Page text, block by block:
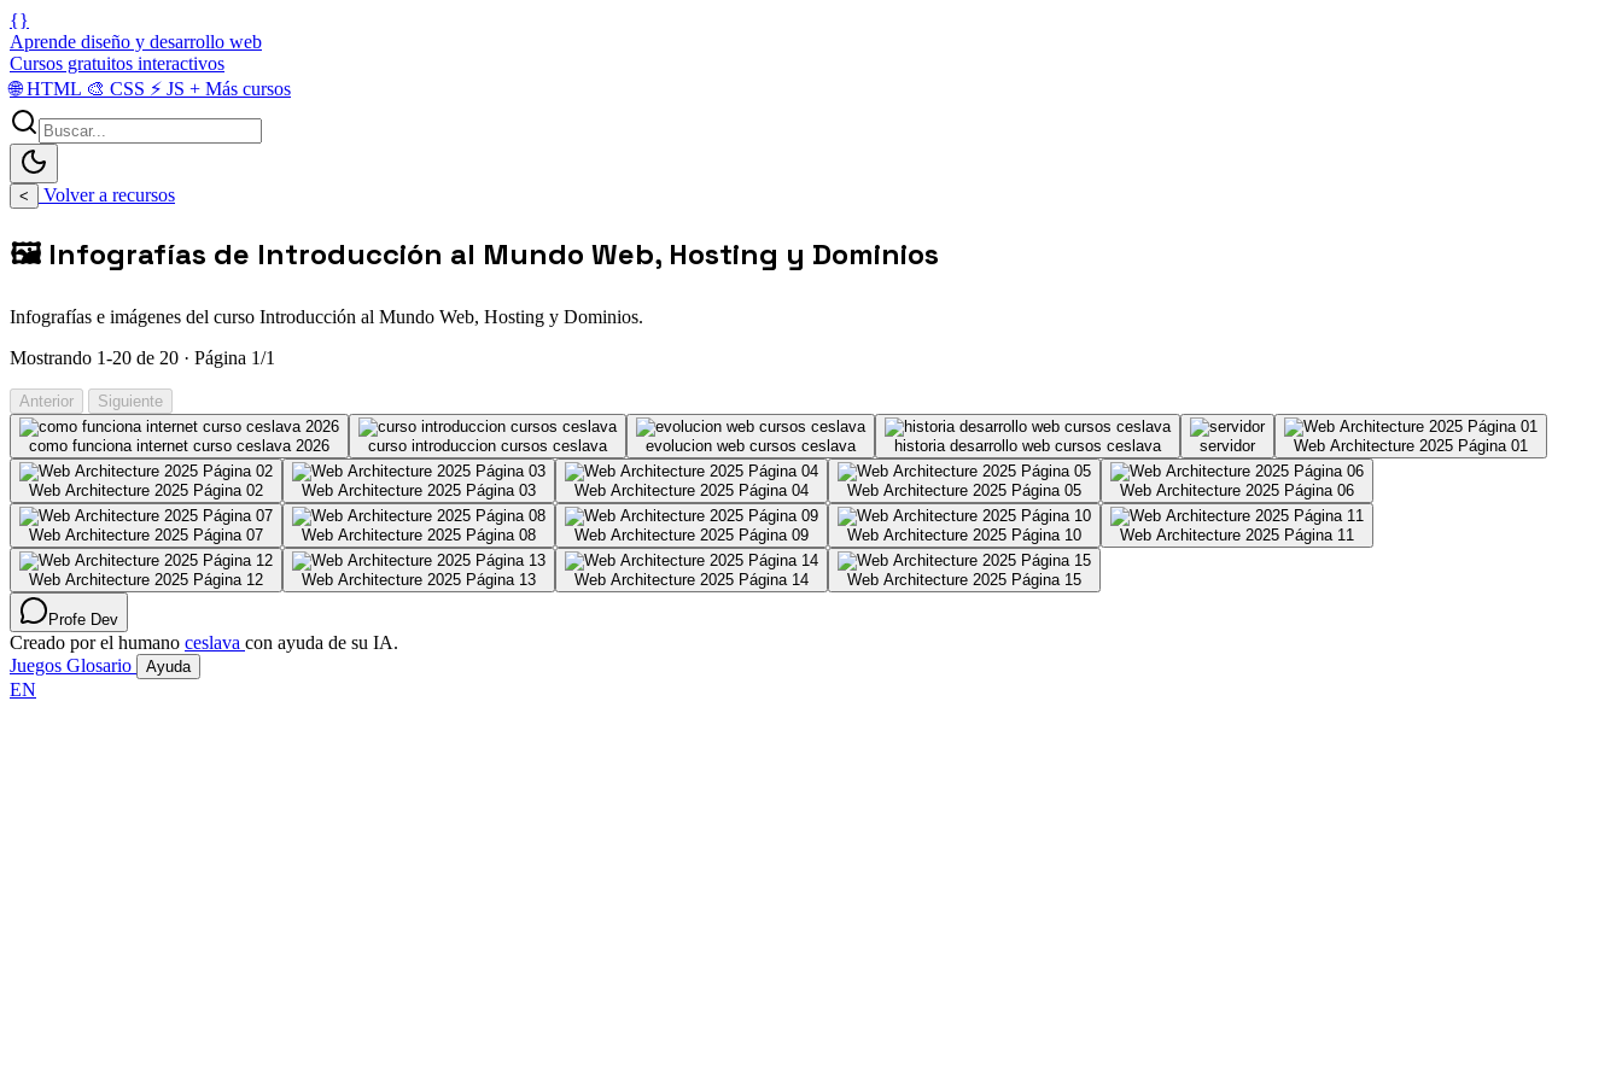
{}
Aprende diseño y desarrollo web
Cursos gratuitos interactivos
🌐HTML 🎨 CSS ⚡ JS + Más cursos
< Volver a recursos
🖼️ Infografías de Introducción al Mundo Web, Hosting y Dominios
Infografías e imágenes del curso Introducción al Mundo Web, Hosting y Dominios.
Mostrando 1-20 de 20 · Página 1/1
Anterior Siguiente
como funciona internet curso ceslava 2026 curso introduccion cursos ceslava evolucion web cursos ceslava historia desarrollo web cursos ceslava servidor Web Architecture 2025 Página 01
Web Architecture 2025 Página 02 Web Architecture 2025 Página 03 Web Architecture 2025 Página 04 Web Architecture 2025 Página 05 Web Architecture 2025 Página 06
Web Architecture 2025 Página 07 Web Architecture 2025 Página 08 Web Architecture 2025 Página 09 Web Architecture 2025 Página 10 Web Architecture 2025 Página 11
Web Architecture 2025 Página 12 Web Architecture 2025 Página 13 Web Architecture 2025 Página 14 Web Architecture 2025 Página 15
Profe Dev
Creado por el humano ceslava con ayuda de su IA.
Juegos Glosario Ayuda
EN